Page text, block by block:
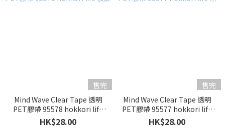
售完
Mind Wave Clear Tape 透明
PET膠帶 95578 hokkori life
裝飾
HK$28.00
售完
Mind Wave Clear Tape 透明
PET膠帶 95577 hokkori life
熊
HK$28.00